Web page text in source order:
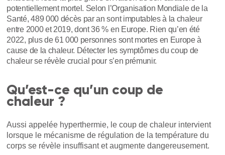
potentiellement mortel. Selon l’Organisation Mondiale de la
Santé, 489 000 décès par an sont imputables à la chaleur
entre 2000 et 2019, dont 36 % en Europe. Rien qu’en été
2022, plus de 61 000 personnes sont mortes en Europe à
cause de la chaleur. Détecter les symptômes du coup de
chaleur se révèle crucial pour s’en prémunir.
Qu’est-ce qu’un coup de
chaleur ?
Aussi appelée hyperthermie, le coup de chaleur intervient
lorsque le mécanisme de régulation de la température du
corps se révèle insuffisant et augmente dangereusement.